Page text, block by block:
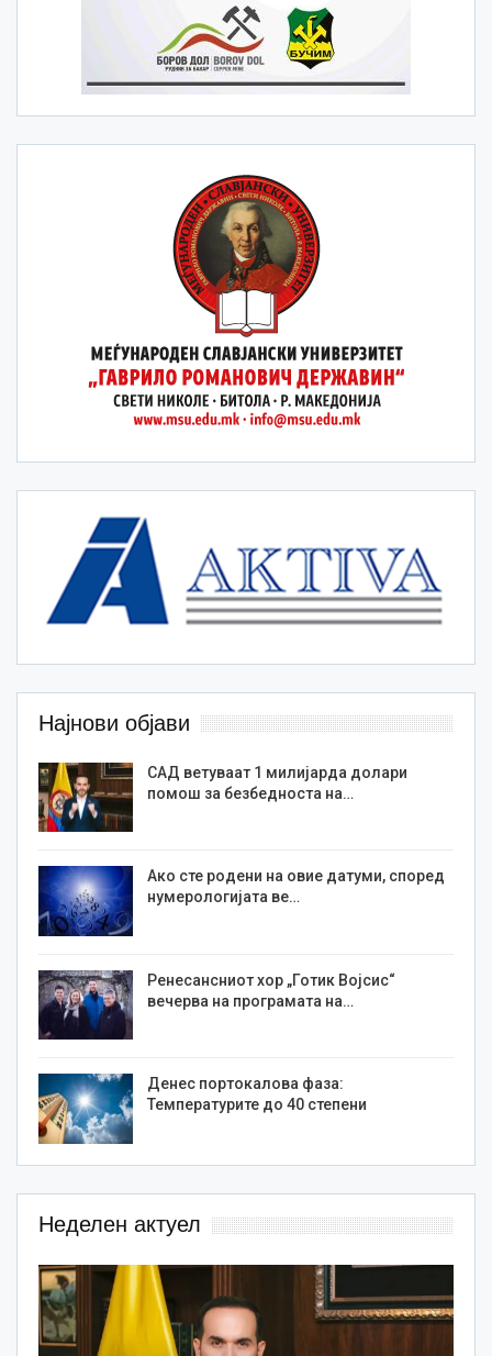
Најнови објави
САД ветуваат 1 милијарда долари
помош за безбедноста на…
Ако сте родени на овие датуми, според
нумерологијата ве…
Ренесансниот хор „Готик Војсис“
вечерва на програмата на…
Денес портокалова фаза:
Температурите до 40 степени
Неделен актуел